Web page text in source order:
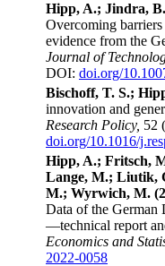
Hipp, A.; Jindra,
Overcoming
evidence from the
Journal of
DOI: doi.org/
Bischoff, T. S.;
innovation and
Research Policy, 52
doi.org/10.1016/
Hipp, A.; Fritsch,
Lange, M.; Liutik,
M.; Wyrwich, M.
Data of the German
—technical report
Economics and
2022-0058